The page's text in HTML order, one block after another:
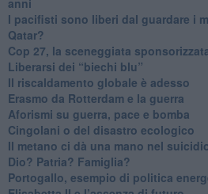
​I pacifisti sono liberi dal guardare i
Qatar?
​Cop 27, la sceneggiata
​Liberarsi dei “biechi blu”
Il riscaldamento globale è adesso
​Erasmo da Rotterdam e la guerra
​Aforismi su guerra, pace e bomba
Cingolani o del disastro ecologico
​Il metano ci dà una mano nel
​Dio? Patria? Famiglia?
Portogallo, esempio di politica